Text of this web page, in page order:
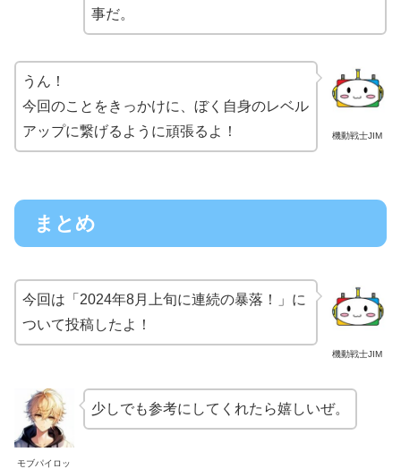
事だ。
機動戦士JIM
うん！
今回のことをきっかけに、ぼく自身のレベル
アップに繋げるように頑張るよ！
まとめ
機動戦士JIM
今回は「2024年8月上旬に連続の暴落！」に
ついて投稿したよ！
モブパイロッ
少しでも参考にしてくれたら嬉しいぜ。